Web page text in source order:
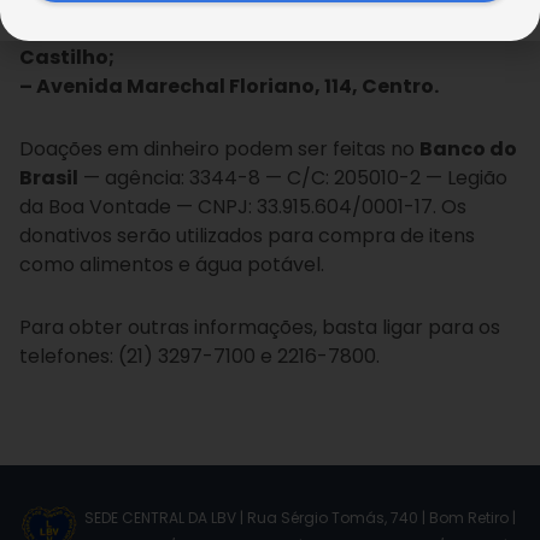
Castilho;
– Avenida Marechal Floriano, 114, Centro.
Doações em dinheiro podem ser feitas no Banco do
Brasil — agência: 3344-8 — C/C: 205010-2 — Legião
da Boa Vontade — CNPJ: 33.915.604/0001-17. Os
donativos serão utilizados para compra de itens
como alimentos e água potável.
Para obter outras informações, basta ligar para os
telefones: (21) 3297-7100 e 2216-7800.
SEDE CENTRAL DA LBV | Rua Sérgio Tomás, 740 | Bom Retiro |